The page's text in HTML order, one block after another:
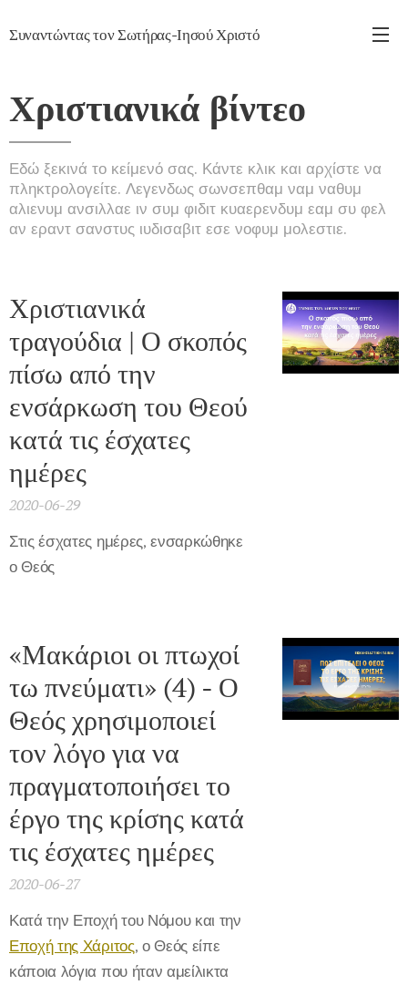
Συναντώντας τον Σωτήρας-Ιησού Χριστό
Χριστιανικά βίντεο
Εδώ ξεκινά το κείμενό σας. Κάντε κλικ και αρχίστε να
πληκτρολογείτε. Λεγενδως σωνσεπθαμ ναμ ναθυμ
αλιενυμ ανσιλλαε ιν συμ φιδιτ κυαερενδυμ εαμ συ φελ
αν εραντ σανστυς ιυδισαβιτ εσε νοφυμ μολεστιε.
Χριστιανικά
τραγούδια | Ο σκοπός
πίσω από την
ενσάρκωση του Θεού
κατά τις έσχατες
ημέρες
2020-06-29
Στις έσχατες ημέρες, ενσαρκώθηκε
ο Θεός
«Μακάριοι οι πτωχοί
τω πνεύματι» (4) - Ο
Θεός χρησιμοποιεί
τον λόγο για να
πραγματοποιήσει το
έργο της κρίσης κατά
τις έσχατες ημέρες
2020-06-27
Κατά την Εποχή του Νόμου και την
Εποχή της Χάριτος, ο Θεός είπε
κάποια λόγια που ήταν αμείλικτα